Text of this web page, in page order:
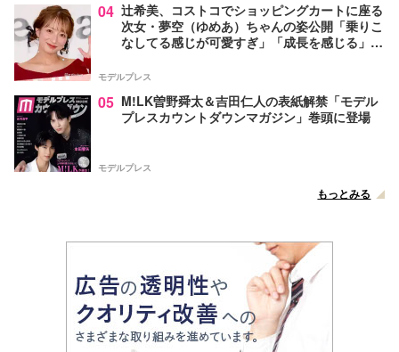
04 辻希美、コストコでショッピングカートに座る
次女・夢空（ゆめあ）ちゃんの姿公開「乗りこ
なしてる感じが可愛すぎ」「成長を感じる」の
モデルプレス
05 M!LK曽野舜太＆吉田仁人の表紙解禁「モデル
プレスカウントダウンマガジン」巻頭に登場
モデルプレス
もっとみる